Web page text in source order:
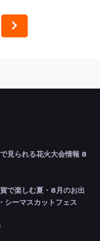
見られる花火大会情報 8
で楽しむ夏・8月のお出
シーマスカットフェス